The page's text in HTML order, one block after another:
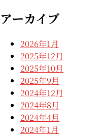
アーカイブ
2026年1月
2025年12月
2025年10月
2025年9月
2024年12月
2024年8月
2024年4月
2024年1月